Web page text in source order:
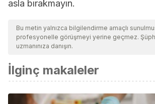
asla bırakmayın.
Bu metin yalnızca bilgilendirme amaçlı
profesyonelle görüşmeyi yerine geçmez.
uzmanınıza danışın.
İlginç makaleler